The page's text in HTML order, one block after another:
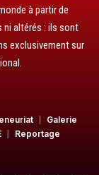
à partir de
ni altérés : ils sont
exclusivement sur
Galerie
Reportage